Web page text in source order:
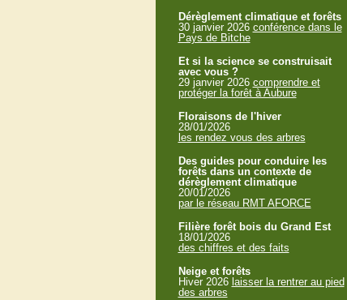
Dérèglement climatique et forêts
30 janvier 2026 conférence dans le
Pays de Bitche
Et si la science se construisait
avec vous ?
29 janvier 2026 comprendre et
protéger la forêt à Aubure
Floraisons de l'hiver
28/01/2026
les rendez vous des arbres
Des guides pour conduire les
forêts dans un contexte de
dérèglement climatique
20/01/2026
par le réseau RMT AFORCE
Filière forêt bois du Grand Est
18/01/2026
des chiffres et des faits
Neige et forêts
Hiver 2026 laisser la rentrer au pied
des arbres